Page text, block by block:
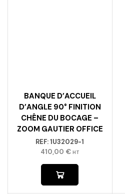
BANQUE D’ACCUEIL
D’ANGLE 90° FINITION
CHÊNE DU BOCAGE –
ZOOM GAUTIER OFFICE
REF:1U32029-1
410,00 € HT